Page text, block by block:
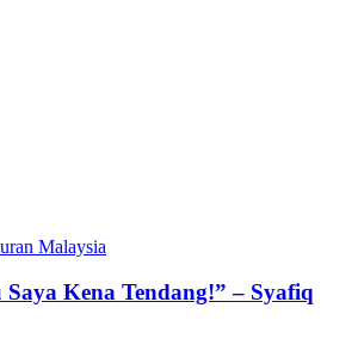
Malaysia
Saya Kena Tendang!” – Syafiq